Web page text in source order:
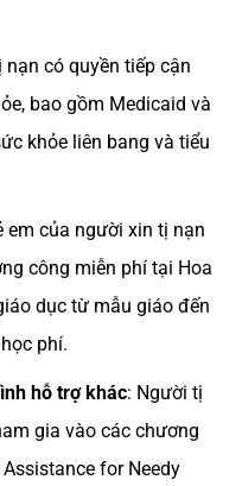
nạn có quyền tiếp cận
bao gồm Medicaid và
khỏe liên bang và tiểu
em của người xin tị nạn
công miễn phí tại Hoa
dục từ mẫu giáo đến
phí.
hỗ trợ khác: Người tị
gia vào các chương
for Needy